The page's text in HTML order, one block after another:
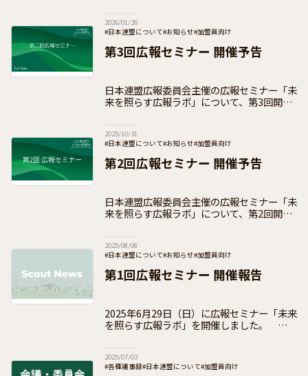
延やデジタル化など、看過できない社
2026/01/26
#日本連盟について#お知らせ#加盟員向け
第3回広報セミナー 開催予告
日本連盟広報委員会主催の広報セミナー「未
来を照らす広報ラボ」について、第3回開催
ナー！ 隔月で実施し全国各地の広報活動
2025/10/31
#日本連盟について#お知らせ#加盟員向け
第2回広報セミナー 開催予告
日本連盟広報委員会主催の広報セミナー「未
来を照らす広報ラボ」について、第2回開催
ナー！ 隔月で実施し全国各地の広報活動
2025/08/08
#日本連盟について#お知らせ#加盟員向け
第1回広報セミナー 開催報告
2025年6月29日（日）に広報セミナー「未来
を照らす広報ラボ」を開催しました。 未来
地の広報活動レベルアップを応援！
2025/07/03
#各種議事録#日本連盟について#加盟員向け